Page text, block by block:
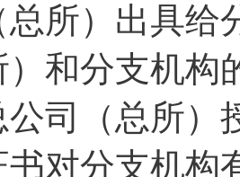
总所）出具给
）和分支机构
公司（总所）
书对分支机构